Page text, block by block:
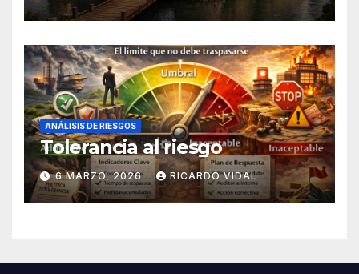
ANÁLISIS DE RIESGOS
Tolerancia al riesgo
6 MARZO, 2026 RICARDO VIDAL